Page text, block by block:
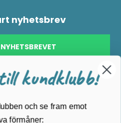
nyhetsbrev
dig här